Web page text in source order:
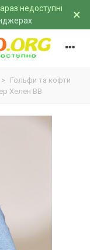
недоступні
×
> Гольфи та кофти
Хелен BB